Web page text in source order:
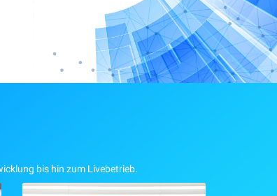
bis hin zum Livebetrieb.